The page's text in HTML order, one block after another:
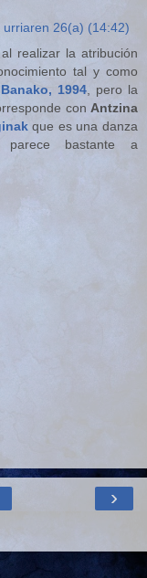
urriaren 26(a) (14:42)
realizar la atribución
tal y como
Banako, 1994 , pero la
con Antzina
que es una danza
bastante a
›